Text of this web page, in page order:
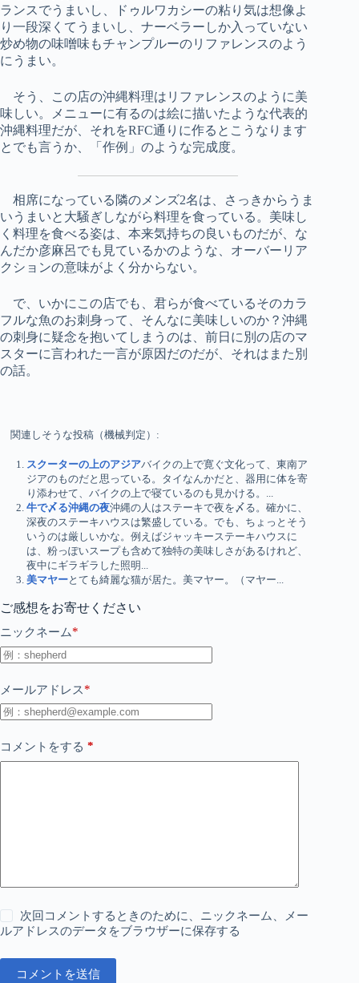
ランスでうまいし、ドゥルワカシーの粘り気は想像よ
り一段深くてうまいし、ナーベラーしか入っていない
炒め物の味噌味もチャンプルーのリファレンスのよう
にうまい。
そう、この店の沖縄料理はリファレンスのように美
味しい。メニューに有るのは絵に描いたような代表的
沖縄料理だが、それをRFC通りに作るとこうなります
とでも言うか、「作例」のような完成度。
相席になっている隣のメンズ2名は、さっきからうま
いうまいと大騒ぎしながら料理を食っている。美味し
く料理を食べる姿は、本来気持ちの良いものだが、な
んだか彦麻呂でも見ているかのような、オーバーリア
クションの意味がよく分からない。
で、いかにこの店でも、君らが食べているそのカラ
フルな魚のお刺身って、そんなに美味しいのか？沖縄
の刺身に疑念を抱いてしまうのは、前日に別の店のマ
スターに言われた一言が原因だのだが、それはまた別
の話。
関連しそうな投稿（機械判定）:
スクーターの上のアジアバイクの上で寛ぐ文化って、東南ア
ジアのものだと思っている。タイなんかだと、器用に体を寄
り添わせて、バイクの上で寝ているのも見かける。...
牛で〆る沖縄の夜沖縄の人はステーキで夜を〆る。確かに、
深夜のステーキハウスは繁盛している。でも、ちょっとそう
いうのは厳しいかな。例えばジャッキーステーキハウスに
は、粉っぽいスープも含めて独特の美味しさがあるけれど、
夜中にギラギラした照明...
美マヤーとても綺麗な猫が居た。美マヤー。（マヤー...
ご感想をお寄せください
ニックネーム*
メールアドレス*
コメントをする *
次回コメントするときのために、ニックネーム、メー
ルアドレスのデータをブラウザーに保存する
コメントを送信